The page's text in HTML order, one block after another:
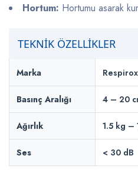
Hortum: Hortumu asarak
TEKNİK ÖZELLİKLER
Marka Respirox
Basınç Aralığı 4 – 20
Ağırlık 1.5 kg –
Ses < 30 dB